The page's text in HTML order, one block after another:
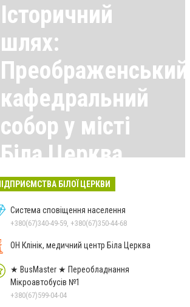
Історичний
шлях:
Преображенський
кафедральний
собор у місті
Біла Церква
Всі матеріали тут
БІЛОЇ ЦЕРКВИ
Система сповіщення населення
+380(67)340-49-59, +380(67)350-44-68
ОН Клінік, медичний центр Біла Церква
★ BusMaster ★ Переобладнання
Мікроавтобусів №1
+380(67)599-04-04